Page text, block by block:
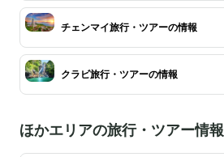
チェンマイ旅行・ツアーの情報
クラビ旅行・ツアーの情報
ほかエリアの旅行・ツアー情報